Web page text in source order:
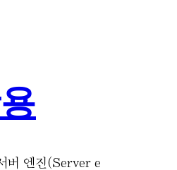
버 엔진(Server e